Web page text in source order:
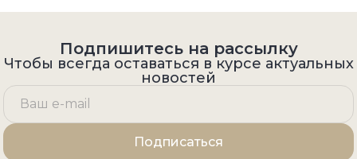
Подпишитесь на рассылку
Чтобы всегда оставаться в курсе актуальных
новостей
Подписаться